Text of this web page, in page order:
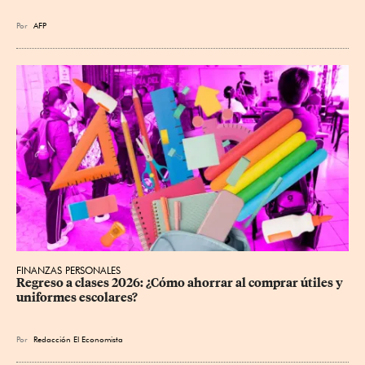
Por AFP
FINANZAS PERSONALES
Regreso a clases 2026: ¿Cómo ahorrar al comprar útiles y
uniformes escolares?
Por Redacción El Economista